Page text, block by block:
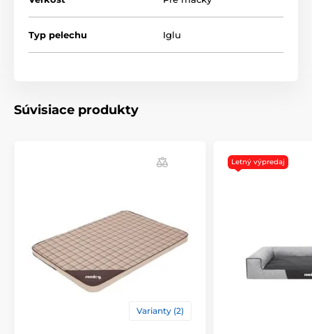
spánok a zábavu. Doprajte svojej mačke pohodlné a
útulné miesto, kde sa bude cítiť ako doma.
Reedog sú ručne šité, takže veľkosť sa môže mierne
líšiť, ale nie viac ako 2 - 4 cm.)
Výhody
Kvalitný a odolný materiál
Typ pelechu Iglu
Súvisiace produkty
Varianty (2)
Letný výpredaj